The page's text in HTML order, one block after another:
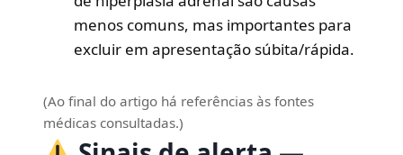
menos comuns, mas importantes para
excluir em apresentação súbita/rápida.
(Ao final do artigo há referências às fontes
médicas consultadas.)